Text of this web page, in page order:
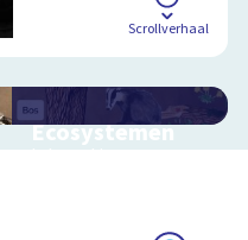
Scrollverhaal
Ecosystemen
Interactieve